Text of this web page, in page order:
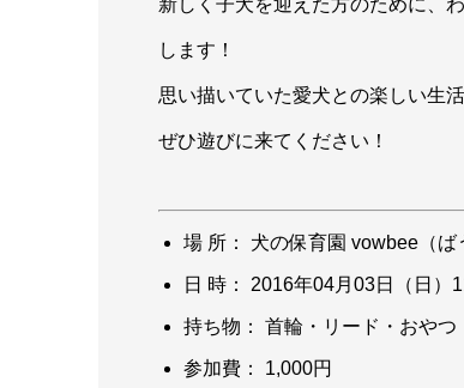
新しく子犬を迎えた方のために、
します！
思い描いていた愛犬との楽しい生
ぜひ遊びに来てください！
場 所： 犬の保育園 vowbee（ば
日 時： 2016年04月03日（日）
持ち物： 首輪・リード・おやつ
参加費： 1,000円